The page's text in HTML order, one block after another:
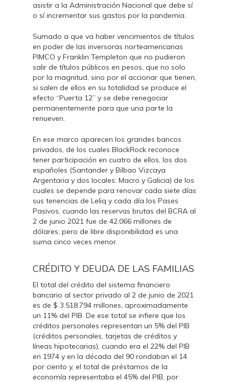
asistir a la Administración Nacional que debe sí
o sí incrementar sus gastos por la pandemia.
Sumado a que va haber vencimientos de títulos
en poder de las inversoras norteamericanas
PIMCO y Franklin Templeton que no pudieron
salir de títulos públicos en pesos, que no solo
por la magnitud, sino por el accionar que tienen,
si salen de ellos en su totalidad se produce el
efecto “Puerta 12” y se debe renegociar
permanentemente para que una parte la
renueven.
En ese marco aparecen los grandes bancos
privados, de los cuales BlackRock reconoce
tener participación en cuatro de ellos, los dos
españoles (Santander y Bilbao Vizcaya
Argentaria y dos locales: Macro y Galicia) de los
cuales se depende para renovar cada siete días
sus tenencias de Leliq y cada día los Pases
Pasivos, cuando las reservas brutas del BCRA al
2 de junio 2021 fue de 42.066 millones de
dólares, pero de libre disponibilidad es una
suma cinco veces menor.
CRÉDITO Y DEUDA DE LAS FAMILIAS
El total del crédito del sistema financiero
bancario al sector privado al 2 de junio de 2021
es de $ 3.518.794 millones, aproximadamente
un 11% del PIB. De ese total se infiere que los
créditos personales representan un 5% del PIB
(créditos personales, tarjetas de créditos y
líneas hipotecarias), cuando era el 22% del PIB
en 1974 y en la década del 90 rondaban el 14
por ciento y, el total de préstamos de la
economía representaba el 45% del PIB, por